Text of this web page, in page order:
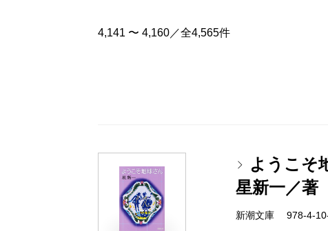
4,141 〜 4,160／全4,565件
ようこそ
星新一／著
新潮文庫 978-4-